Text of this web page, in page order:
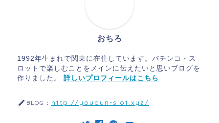
おちろ
1992年生まれで関東に在住しています。パチンコ・ス
ロットで楽しむことをメインに伝えたいと思いブログを
作りました。 詳しいプロフィールはこちら
BLOG： http://youbun-slot.xyz/